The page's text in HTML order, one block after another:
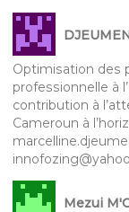
Optimisation des
professionnelle à
contribution à
Cameroun à
Mezui